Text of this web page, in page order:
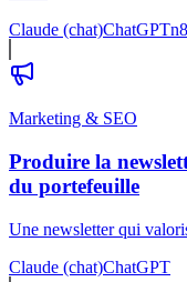
Claude (chat)ChatGPT
Marketing & SEO
Produire la
du portefeuille
Une newsletter qui
Claude (chat)ChatGPT